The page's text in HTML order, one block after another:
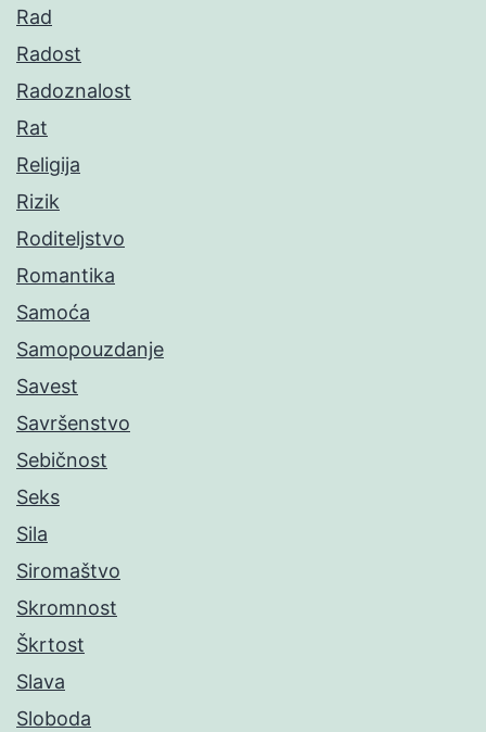
Rad
Radost
Radoznalost
Rat
Religija
Rizik
Roditeljstvo
Romantika
Samoća
Samopouzdanje
Savest
Savršenstvo
Sebičnost
Seks
Sila
Siromaštvo
Skromnost
Škrtost
Slava
Sloboda